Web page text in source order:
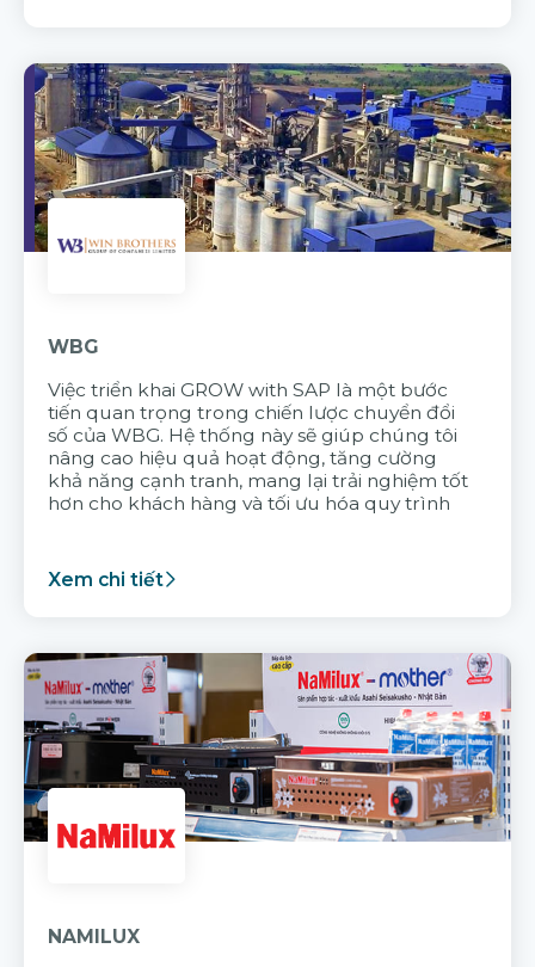
WBG
Việc triển khai GROW with SAP là một bước
tiến quan trọng trong chiến lược chuyển đổi
số của WBG. Hệ thống này sẽ giúp chúng tôi
nâng cao hiệu quả hoạt động, tăng cường
khả năng cạnh tranh, mang lại trải nghiệm tốt
hơn cho khách hàng và tối ưu hóa quy trình
Xem chi tiết
NAMILUX